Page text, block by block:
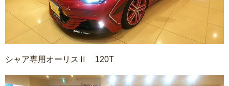
シャア専用オーリスⅡ 120T